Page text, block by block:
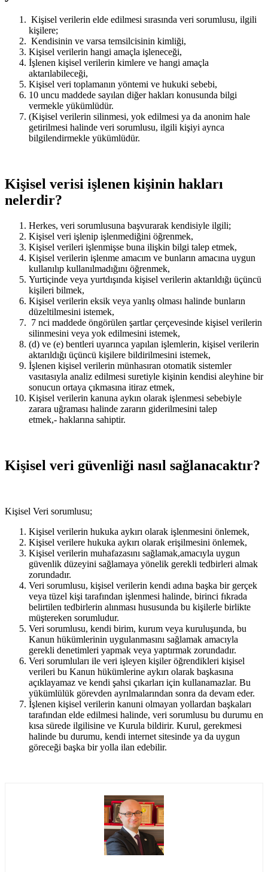
Kişisel verilerin elde edilmesi sırasında veri sorumlusu, ilgili
kişilere;
Kendisinin ve varsa temsilcisinin kimliği,
Kişisel verilerin hangi amaçla işleneceği,
İşlenen kişisel verilerin kimlere ve hangi amaçla
aktarılabileceği,
Kişisel veri toplamanın yöntemi ve hukuki sebebi,
10 uncu maddede sayılan diğer hakları konusunda bilgi
vermekle yükümlüdür.
(Kişisel verilerin silinmesi, yok edilmesi ya da anonim hale
getirilmesi halinde veri sorumlusu, ilgili kişiyi aynca
bilgilendirmekle yükümlüdür.
Kişisel verisi işlenen kişinin hakları
nelerdir?
Herkes, veri sorumlusuna başvurarak kendisiyle ilgili;
Kişisel veri işlenip işlenmediğini öğrenmek,
Kişisel verileri işlenmişse buna ilişkin bilgi talep etmek,
Kişisel verilerin işlenme amacım ve bunların amacına uygun
kullanılıp kullanılmadığını öğrenmek,
Yurtiçinde veya yurtdışında kişisel verilerin aktarıldığı üçüncü
kişileri bilmek,
Kişisel verilerin eksik veya yanlış olması halinde bunların
düzeltilmesini istemek,
7 nci maddede öngörülen şartlar çerçevesinde kişisel verilerin
silinmesini veya yok edilmesini istemek,
(d) ve (e) bentleri uyarınca yapılan işlemlerin, kişisel verilerin
aktarıldığı üçüncü kişilere bildirilmesini istemek,
İşlenen kişisel verilerin münhasıran otomatik sistemler
vasıtasıyla analiz edilmesi suretiyle kişinin kendisi aleyhine bir
sonucun ortaya çıkmasına itiraz etmek,
Kişisel verilerin kanuna aykın olarak işlenmesi sebebiyle
zarara uğraması halinde zararın giderilmesini talep
etmek,- haklarına sahiptir.
Kişisel veri güvenliği nasıl sağlanacaktır?
Kişisel Veri sorumlusu;
Kişisel verilerin hukuka aykırı olarak işlenmesini önlemek,
Kişisel verilere hukuka aykırı olarak erişilmesini önlemek,
Kişisel verilerin muhafazasını sağlamak,amacıyla uygun
güvenlik düzeyini sağlamaya yönelik gerekli tedbirleri almak
zorundadır.
Veri sorumlusu, kişisel verilerin kendi adına başka bir gerçek
veya tüzel kişi tarafından işlenmesi halinde, birinci fıkrada
belirtilen tedbirlerin alınması hususunda bu kişilerle birlikte
müştereken sorumludur.
Veri sorumlusu, kendi birim, kurum veya kuruluşunda, bu
Kanun hükümlerinin uygulanmasını sağlamak amacıyla
gerekli denetimleri yapmak veya yaptırmak zorundadır.
Veri sorumluları ile veri işleyen kişiler öğrendikleri kişisel
verileri bu Kanun hükümlerine aykırı olarak başkasına
açıklayamaz ve kendi şahsi çıkarları için kullanamazlar. Bu
yükümlülük görevden ayrılmalarından sonra da devam eder.
İşlenen kişisel verilerin kanuni olmayan yollardan başkaları
tarafından elde edilmesi halinde, veri sorumlusu bu durumu en
kısa sürede ilgilisine ve Kurula bildirir. Kurul, gerekmesi
halinde bu durumu, kendi internet sitesinde ya da uygun
göreceği başka bir yolla ilan edebilir.